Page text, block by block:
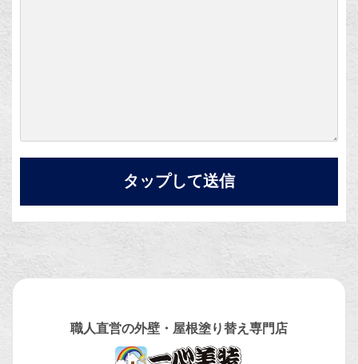
職人直営の外壁・屋根塗り替え専門店